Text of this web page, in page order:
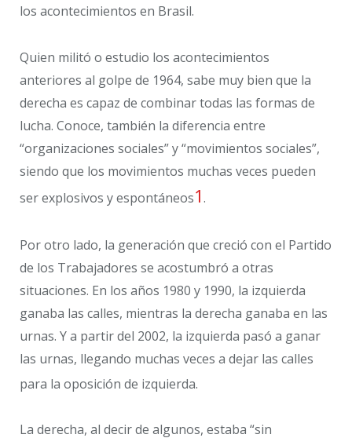
los acontecimientos en Brasil.
Quien militó o estudio los acontecimientos
anteriores al golpe de 1964, sabe muy bien que la
derecha es capaz de combinar todas las formas de
lucha. Conoce, también la diferencia entre
“organizaciones sociales” y “movimientos sociales”,
siendo que los movimientos muchas veces pueden
ser explosivos y espontáneos1.
Por otro lado, la generación que creció con el Partido
de los Trabajadores se acostumbró a otras
situaciones. En los años 1980 y 1990, la izquierda
ganaba las calles, mientras la derecha ganaba en las
urnas. Y a partir del 2002, la izquierda pasó a ganar
las urnas, llegando muchas veces a dejar las calles
para la oposición de izquierda.
La derecha, al decir de algunos, estaba “sin